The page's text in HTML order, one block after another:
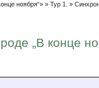
ноября“» »Тур 1. »
„В конце